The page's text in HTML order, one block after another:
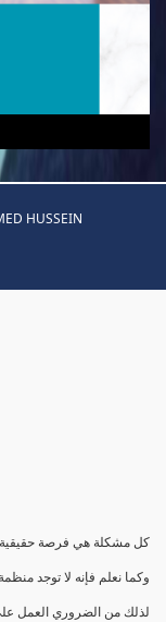
HUSSEIN
كل مشكلة هي فرصة حقيقية
وكما نعلم فإنه لا توجد
لذلك من الضروري العمل